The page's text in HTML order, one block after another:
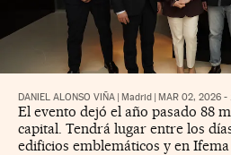
DANIEL ALONSO VIÑA | Madrid | MAR 02, 2026 -
El evento dejó el año pasado 88
capital. Tendrá lugar entre los
edificios emblemáticos y en Ifema